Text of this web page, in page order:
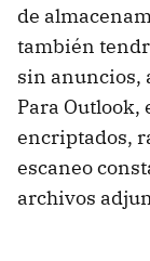
de
también
sin anuncios,
Para Outlook,
encriptados,
escaneo
archivos